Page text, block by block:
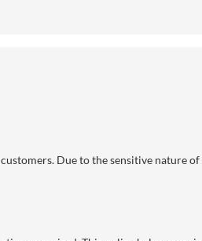
Due to the sensitive nature